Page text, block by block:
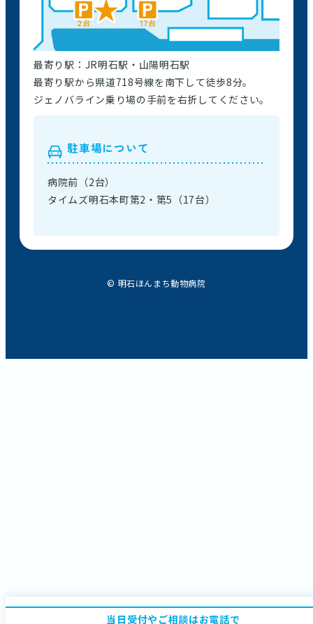
最寄り駅：JR明石駅・山陽明石駅
最寄り駅から県道718号線を南下して徒歩8分。
ジェノバライン乗り場の手前を右折してください。
駐車場について
病院前（2台）
タイムズ明石本町第2・第5（17台）
© 明石ほんまち動物病院
当日受付やご相談はお電話で